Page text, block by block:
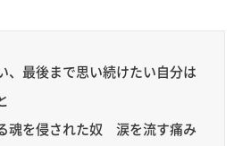
、最後まで思い続けたい自分は
魂を侵された奴 涙を流す痛み